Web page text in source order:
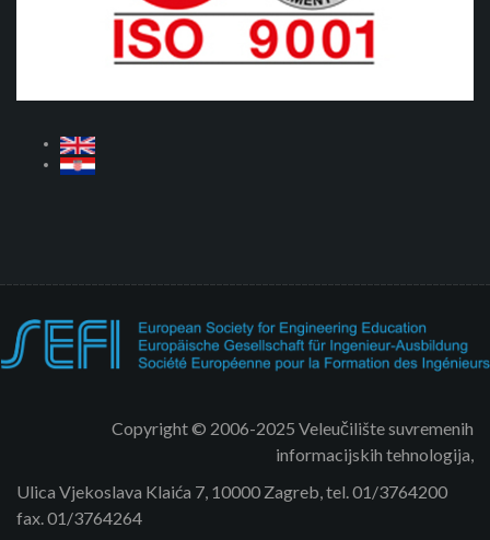
Copyright © 2006-2025 Veleučilište suvremenih
informacijskih tehnologija,
Ulica Vjekoslava Klaića 7, 10000 Zagreb, tel. 01/3764200
fax. 01/3764264